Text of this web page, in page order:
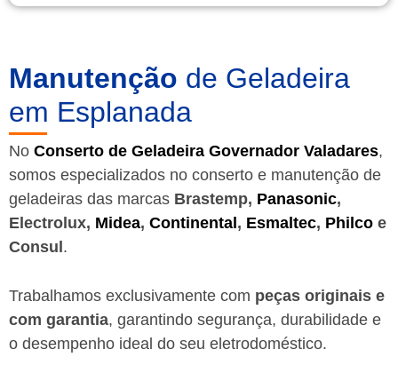
Manutenção de Geladeira
em Esplanada
No Conserto de Geladeira Governador Valadares,
somos especializados no conserto e manutenção de
geladeiras das marcas Brastemp, Panasonic,
Electrolux, Midea, Continental, Esmaltec, Philco e
Consul.
Trabalhamos exclusivamente com peças originais e
com garantia, garantindo segurança, durabilidade e
o desempenho ideal do seu eletrodoméstico.